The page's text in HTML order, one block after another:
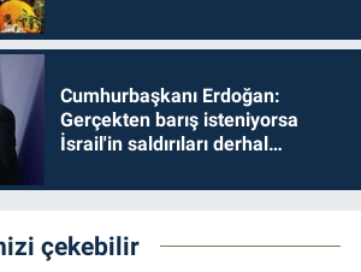
Cumhurbaşkanı Erdoğan:
Gerçekten barış isteniyorsa
İsrail'in saldırıları derhal
çekebilir